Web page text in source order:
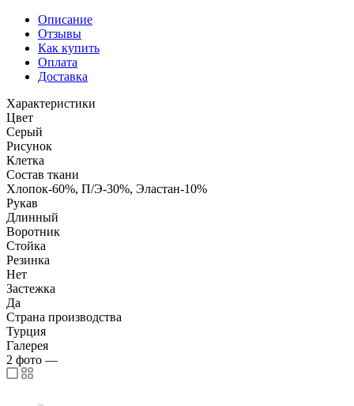
Описание
Отзывы
Как купить
Оплата
Доставка
Характеристики
Цвет
Серый
Рисунок
Клетка
Состав ткани
Хлопок-60%, П/Э-30%, Эластан-10%
Рукав
Длинный
Воротник
Стойка
Резинка
Нет
Застежка
Да
Страна производства
Турция
Галерея
2 фото —